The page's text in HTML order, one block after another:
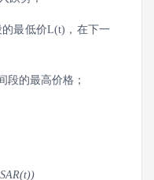
最低价L(t)，在下一
段的最高价格；